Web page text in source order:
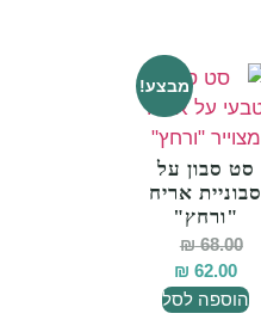
מבצע!
סט סבון על
סבוניית אריח
"ורחץ"
₪68.00
₪ 62.00
הוספה לסל